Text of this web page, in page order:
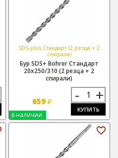
SDS-plus Стандарт (2 резца + 2
спирали)
Бур SDS+ Bohrer Стандарт
20х250/310 (2 резца + 2
спирали)
659 ₽ - +
КУПИТЬ
в наличии